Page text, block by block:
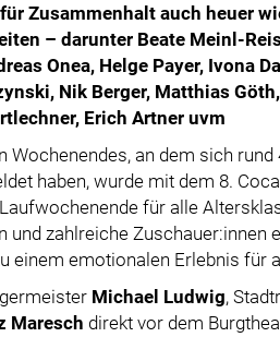
Zusammenhalt auch heuer
– darunter Beate Meinl-
Onea, Helge Payer, Ivona
Nik Berger, Matthias
Erich Artner uvm
an dem sich rund
haben, wurde mit dem 8.
für alle
und zahlreiche Zuschauer:innen
einem emotionalen Erlebnis für
Michael Ludwig,
Maresch direkt vor dem